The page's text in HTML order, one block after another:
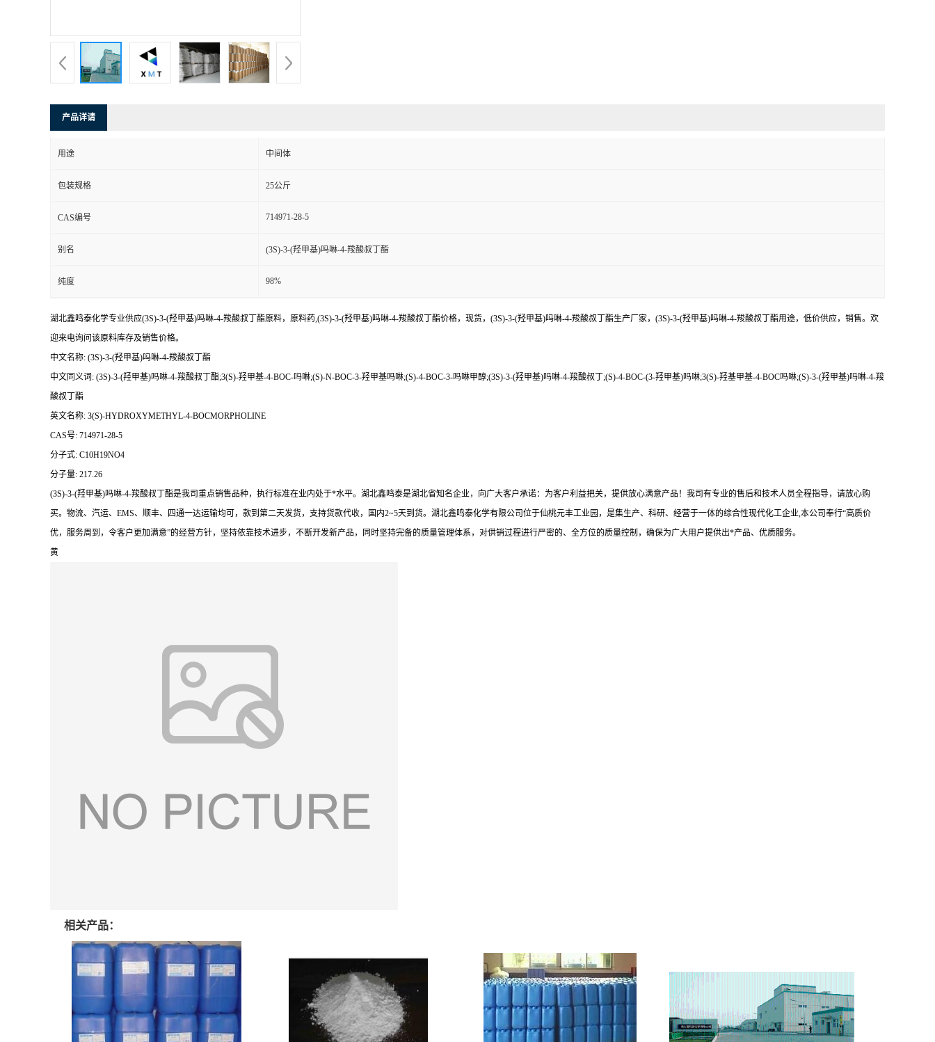
产品详请
用途 中间体
包装规格 25公斤
CAS编号 714971-28-5
别名 (3S)-3-(羟甲基)吗啉-4-羧酸叔丁酯
纯度 98%
湖北鑫鸣泰化学专业供应(3S)-3-(羟甲基)吗啉-4-羧酸叔丁酯原料，原料药,(3S)-3-(羟甲基)吗啉-4-羧酸叔丁酯价格，现货，(3S)-3-(羟甲基)吗啉-4-羧酸叔丁酯生产厂家，(3S)-3-(羟甲基)吗啉-4-羧酸叔丁酯用途，低价供应，销售。欢
迎来电询问该原料库存及销售价格。
中文名称: (3S)-3-(羟甲基)吗啉-4-羧酸叔丁酯
中文同义词: (3S)-3-(羟甲基)吗啉-4-羧酸叔丁酯;3(S)-羟甲基-4-BOC-吗啉;(S)-N-BOC-3-羟甲基吗啉;(S)-4-BOC-3-吗啉甲醇;(3S)-3-(羟甲基)吗啉-4-羧酸叔丁;(S)-4-BOC-(3-羟甲基)吗啉;3(S)-羟基甲基-4-BOC吗啉;(S)-3-(羟甲基)吗啉-4-羧
酸叔丁酯
英文名称: 3(S)-HYDROXYMETHYL-4-BOCMORPHOLINE
CAS号: 714971-28-5
分子式: C10H19NO4
分子量: 217.26
(3S)-3-(羟甲基)吗啉-4-羧酸叔丁酯是我司重点销售品种，执行标准在业内处于*水平。湖北鑫鸣泰是湖北省知名企业，向广大客户承诺：为客户利益把关，提供放心满意产品！我司有专业的售后和技术人员全程指导，请放心购
买。物流、汽运、EMS、顺丰、四通一达运输均可，款到第二天发货，支持货款代收，国内2~5天到货。湖北鑫鸣泰化学有限公司位于仙桃元丰工业园，是集生产、科研、经营于一体的综合性现代化工企业,本公司奉行“高质价
优，服务周到，令客户更加满意”的经营方针，坚持依靠技术进步，不断开发新产品，同时坚持完备的质量管理体系，对供销过程进行严密的、全方位的质量控制，确保为广大用户提供出*产品、优质服务。
黄
相关产品：